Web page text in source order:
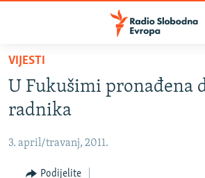
Pređite
glavni
sadržaj
na
VIJESTI
BOSNA I HERCEGOVINA
KOSOVO
CRNA GORA
VIJESTI
U Fukušimi pronađena
radnika
3. april/travanj, 2011.
Podijelite